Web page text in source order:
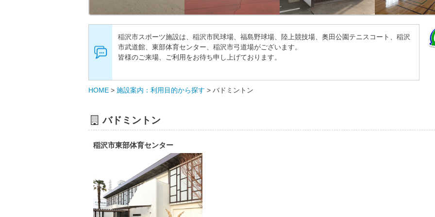
稲沢市スポーツ施設は、稲沢市民球場、福島野球場、陸上競技場、奥田公園テニスコート、稲沢
市武道館、東部体育センター、稲沢市弓道場がございます。
皆様のご来場、ご利用をお待ち申し上げております。
HOME > 施設案内：利用目的から探す > バドミントン
バドミントン
稲沢市東部体育センター